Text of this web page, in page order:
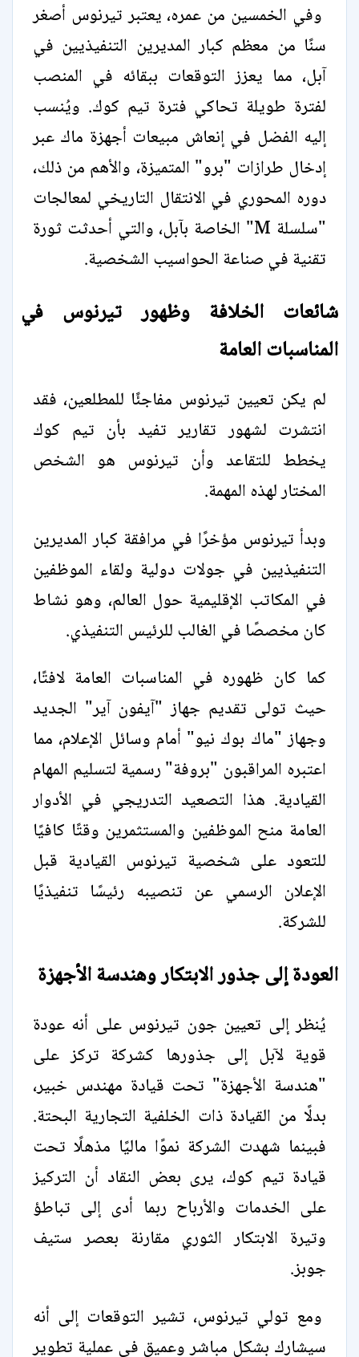
وفي الخمسين من عمره، يعتبر تيرنوس أصغر
سنًا من معظم كبار المديرين التنفيذيين في
آبل، مما يعزز التوقعات ببقائه في المنصب
لفترة طويلة تحاكي فترة تيم كوك. ويُنسب
إليه الفضل في إنعاش مبيعات أجهزة ماك عبر
إدخال طرازات "برو" المتميزة، والأهم من ذلك،
دوره المحوري في الانتقال التاريخي لمعالجات
"سلسلة M" الخاصة بآبل، والتي أحدثت ثورة
تقنية في صناعة الحواسيب الشخصية.
شائعات الخلافة وظهور تيرنوس في
المناسبات العامة
لم يكن تعيين تيرنوس مفاجئًا للمطلعين، فقد
انتشرت لشهور تقارير تفيد بأن تيم كوك
يخطط للتقاعد وأن تيرنوس هو الشخص
المختار لهذه المهمة.
وبدأ تيرنوس مؤخرًا في مرافقة كبار المديرين
التنفيذيين في جولات دولية ولقاء الموظفين
في المكاتب الإقليمية حول العالم، وهو نشاط
كان مخصصًا في الغالب للرئيس التنفيذي.
كما كان ظهوره في المناسبات العامة لافتًا،
حيث تولى تقديم جهاز "آيفون آير" الجديد
وجهاز "ماك بوك نيو" أمام وسائل الإعلام، مما
اعتبره المراقبون "بروفة" رسمية لتسليم المهام
القيادية. هذا التصعيد التدريجي في الأدوار
العامة منح الموظفين والمستثمرين وقتًا كافيًا
للتعود على شخصية تيرنوس القيادية قبل
الإعلان الرسمي عن تنصيبه رئيسًا تنفيذيًا
للشركة.
العودة إلى جذور الابتكار وهندسة الأجهزة
يُنظر إلى تعيين جون تيرنوس على أنه عودة
قوية لآبل إلى جذورها كشركة تركز على
"هندسة الأجهزة" تحت قيادة مهندس خبير،
بدلًا من القيادة ذات الخلفية التجارية البحتة.
فبينما شهدت الشركة نموًا ماليًا مذهلًا تحت
قيادة تيم كوك، يرى بعض النقاد أن التركيز
على الخدمات والأرباح ربما أدى إلى تباطؤ
وتيرة الابتكار الثوري مقارنة بعصر ستيف
جوبز.
ومع تولي تيرنوس، تشير التوقعات إلى أنه
سيشارك بشكل مباشر وعميق في عملية تطوير